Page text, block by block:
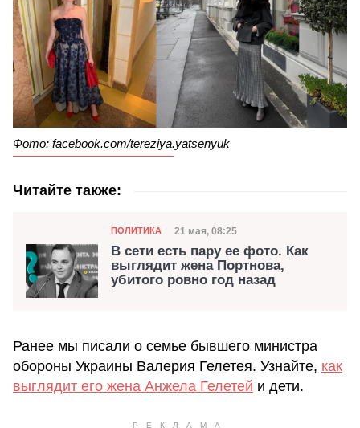
Фото: facebook.com/tereziya.yatsenyuk
Читайте также:
Категория
ПОЛИТИКА Дата публикации
21 мая, 08:25
В сети есть пару ее фото. Как
выглядит жена Портнова,
убитого ровно год назад
Ранее мы писали о семье бывшего министра
обороны Украины Валерия Гелетея. Узнайте, как
выглядит его жена Анжела Гелетей и дети.